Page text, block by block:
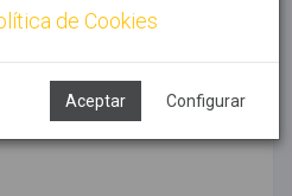
de Cookies
Aceptar Configurar